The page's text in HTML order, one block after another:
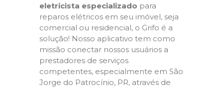
eletricista especializado para
reparos elétricos em seu imóvel, seja
comercial ou residencial, o Grifo é a
solução! Nosso aplicativo tem como
missão conectar nossos usuários a
prestadores de serviços
competentes, especialmente em São
Jorge do Patrocínio, PR, através de